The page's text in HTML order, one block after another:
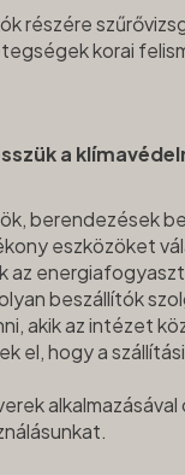
részére
korai
a
berendezések
eszközöket
az
beszállítók
akik az intézet
el, hogy a